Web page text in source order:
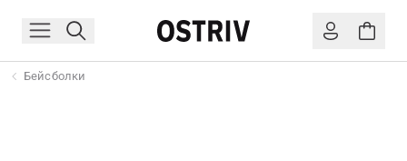
Бейсболки